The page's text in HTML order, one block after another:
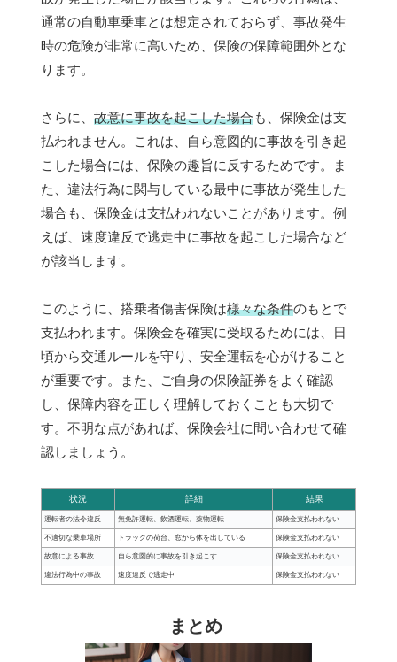
通常の自動車乗車とは想定されておらず、事故発生
時の危険が非常に高いため、保険の保障範囲外とな
ります。
さらに、 故意に事故を起こした場合も、保険金は支
払われません。これは、自ら意図的に事故を引き起
こした場合には、保険の趣旨に反するためです。ま
た、違法行為に関与している最中に事故が発生した
場合も、保険金は支払われないことがあります。例
えば、速度違反で逃走中に事故を起こした場合など
が該当します。
このように、搭乗者傷害保険は様々な条件のもとで
支払われます。保険金を確実に受取るためには、日
頃から交通ルールを守り、安全運転を心がけること
が重要です。また、ご自身の保険証券をよく確認
し、保障内容を正しく理解しておくことも大切で
す。不明な点があれば、保険会社に問い合わせて確
認しましょう。
状況 詳細 結果
運転者の法令違反 無免許運転、飲酒運転、薬物運転 保険金支払われない
不適切な乗車場所 トラックの荷台、窓から体を出している 保険金支払われない
故意による事故 自ら意図的に事故を引き起こす 保険金支払われない
違法行為中の事故 速度違反で逃走中 保険金支払われない
まとめ